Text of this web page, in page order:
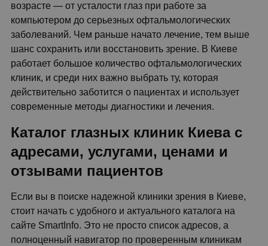
возрасте — от усталости глаз при работе за
компьютером до серьезных офтальмологических
заболеваний. Чем раньше начато лечение, тем выше
шанс сохранить или восстановить зрение. В Киеве
работает большое количество офтальмологических
клиник, и среди них важно выбрать ту, которая
действительно заботится о пациентах и использует
современные методы диагностики и лечения.
Каталог глазных клиник Киева с
адресами, услугами, ценами и
отзывами пациентов
Если вы в поиске надежной клиники зрения в Киеве,
стоит начать с удобного и актуального каталога на
сайте SmartInfo. Это не просто список адресов, а
полноценный навигатор по проверенным клиникам